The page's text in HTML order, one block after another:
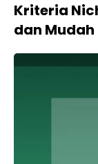
Kriteria
dan